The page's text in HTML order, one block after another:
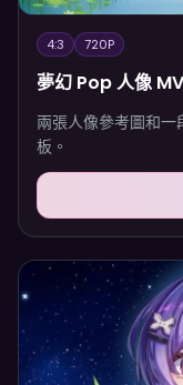
4:3 720P
夢幻 Pop 人像 MV
兩張人像參考圖和
板。